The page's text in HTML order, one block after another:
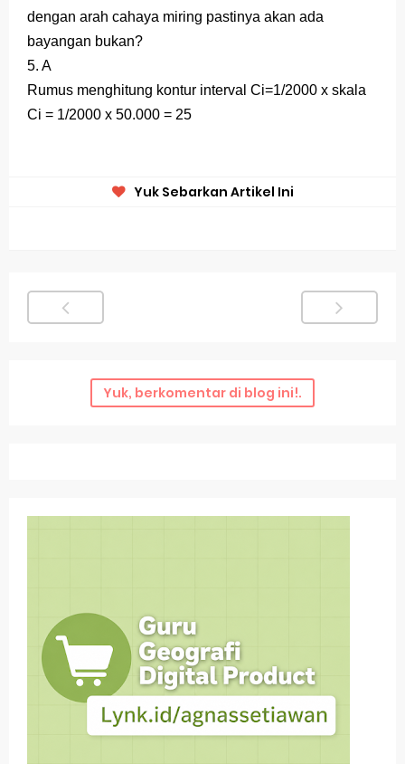
dengan arah cahaya miring pastinya akan ada
bayangan bukan?
5. A
Rumus menghitung kontur interval Ci=1/2000 x skala
Ci = 1/2000 x 50.000 = 25
Yuk Sebarkan Artikel Ini
Yuk, berkomentar di blog ini!.